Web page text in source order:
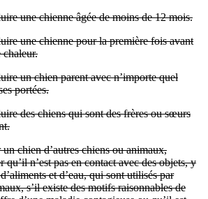
une chienne âgée de moins de 12 mois.
une chienne pour la première fois avant
chaleur.
un chien parent avec n’importe quel
portées.
des chiens qui sont des frères ou sœurs
chien d’autres chiens ou animaux,
qu’il n’est pas en contact avec des objets, y
et d’eau, qui sont utilisés par
s’il existe des motifs raisonnables de